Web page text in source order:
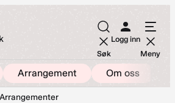
Søk
Logg inn
Meny
Arrangement Om oss
Arrangementer